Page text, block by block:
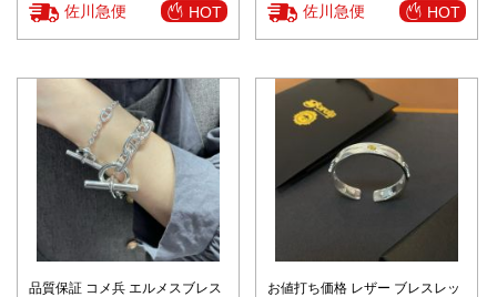
佐川急便 HOT 佐川急便 HOT
品質保証 コメ兵 エルメスブレス
お値打ち価格 レザー ブレスレッ